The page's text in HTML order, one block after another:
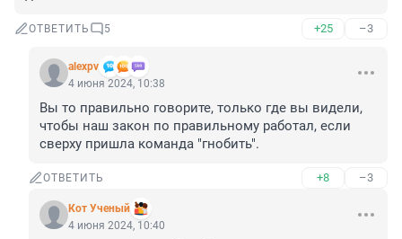
ОТВЕТИТЬ 5 +25 –3
alexpv
4 июня 2024, 10:38
Вы то правильно говорите, только где вы видели,
чтобы наш закон по правильному работал, если
сверху пришла команда "гнобить".
ОТВЕТИТЬ +8 –3
Кот Ученый
4 июня 2024, 10:40